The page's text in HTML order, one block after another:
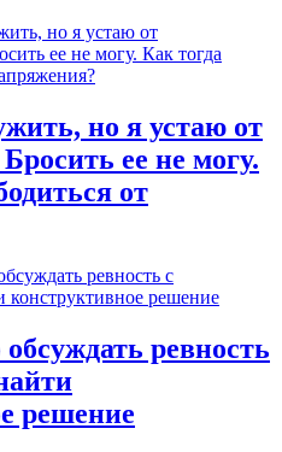
но я устаю от
ее не могу.
от
ревность
решение